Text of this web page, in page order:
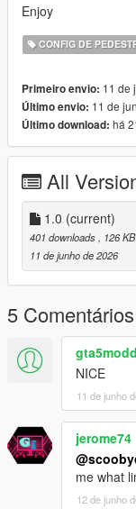
Enjoy
CONFIG DE
Primeiro envio: 11 de
Último envio: 11 de
Último download: há
All
1.0 (current)
401 downloads, 126 KB
11 de junho de 2026
5 Comentários
NICE
11 de junho
jerome74
me what
12 de junho